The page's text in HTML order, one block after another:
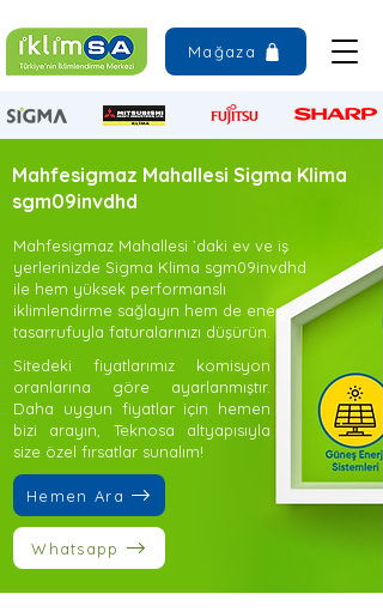
Mağaza
Mahfesigmaz Mahallesi Sigma Klima
sgm09invdhd
Mahfesigmaz Mahallesi ’daki ev ve iş
yerlerinizde Sigma Klima sgm09invdhd
ile hem yüksek performanslı
iklimlendirme sağlayın hem de enerji
tasarrufuyla faturalarınızı düşürün.
Sitedeki fiyatlarımız komisyon
oranlarına göre ayarlanmıştır.
Daha uygun fiyatlar için hemen
bizi arayın, Teknosa altyapısıyla
size özel fırsatlar sunalım!
Hemen Ara
Whatsapp